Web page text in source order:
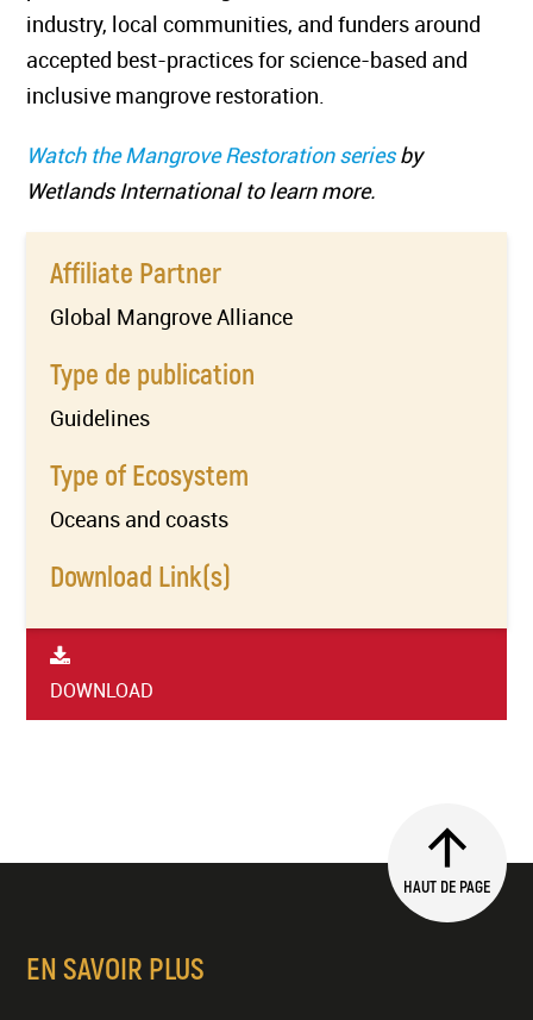
industry, local communities, and funders around
accepted best-practices for science-based and
inclusive mangrove restoration.
Watch the Mangrove Restoration seriesby
Wetlands International to learn more.
Affiliate Partner
Global Mangrove Alliance
Type de publication
Guidelines
Type of Ecosystem
Oceans and coasts
Download Link(s)
DOWNLOAD
HAUT DE PAGE
EN SAVOIR PLUS